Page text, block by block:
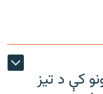
په ۷ولایتونو کې د تیز